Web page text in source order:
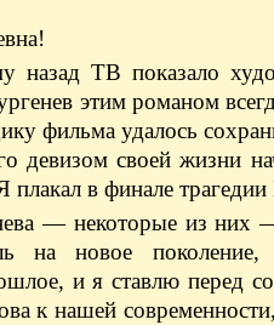
назад ТВ показало
этим романом
фильма удалось
девизом своей жизни
в финале трагедии
— некоторые из них
на новое поколение,
и я ставлю перед
к нашей